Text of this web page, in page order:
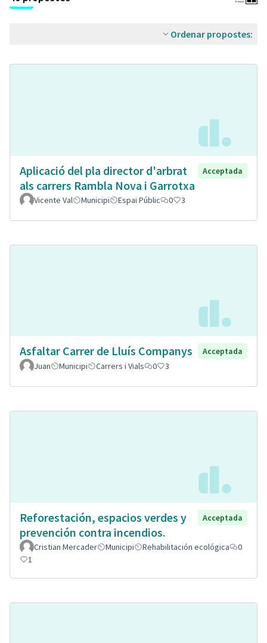
Ordenar propostes:
Aplicació del pla director d'arbrat
als carrers Rambla Nova i Garrotxa
Acceptada
Vicente Val Municipi Espai Públic 0 3
Asfaltar Carrer de Lluís Companys
Acceptada
Juan
Municipi Carrers i Vials 0 3
Reforestación, espacios verdes y
prevención contra incendios.
Acceptada
Cristian Mercader Municipi Rehabilitación ecológica
0
1